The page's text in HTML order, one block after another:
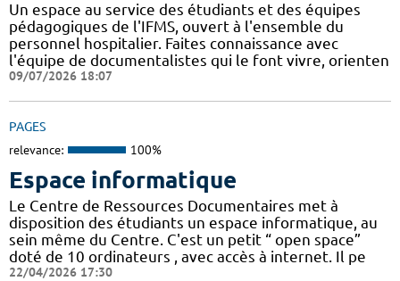
Un espace au service des étudiants et des équipes
pédagogiques de l'IFMS, ouvert à l'ensemble du
personnel hospitalier. Faites connaissance avec
l'équipe de documentalistes qui le font vivre, orienten
09/07/2026 18:07
PAGES
relevance: 100%
Espace informatique
Le Centre de Ressources Documentaires met à
disposition des étudiants un espace informatique, au
sein même du Centre. C'est un petit “ open space”
doté de 10 ordinateurs , avec accès à internet. Il pe
22/04/2026 17:30